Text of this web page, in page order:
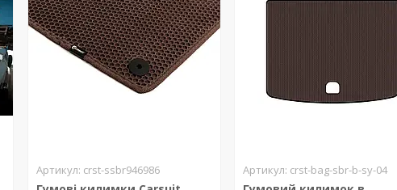
crst-ssbr946986 crst-bag-sbr-b-sy-04